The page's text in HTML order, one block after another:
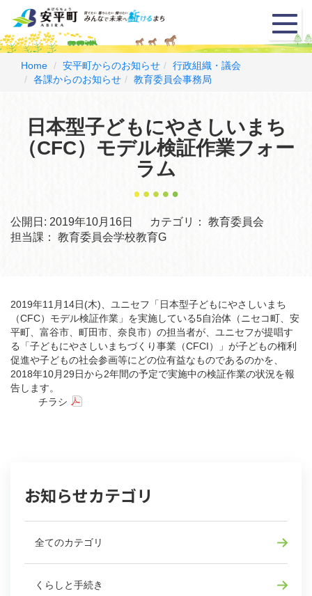
メ
ニ
ュ
Home 安平町からのお知らせ
行政組織・議会
各課からのお知らせ
教育委員会事務局
日本型子どもにやさしいまち
（CFC）モデル検証作業フォー
ラム
公開日: 2019年10月16日 カテゴリ：
教育委員会
担当課：
教育委員会学校教育G
2019年11月14日(木)、ユニセフ「日本型子どもにやさしいまち
（CFC）モデル検証作業」を実施している5自治体（ニセコ町、安
平町、富谷市、町田市、奈良市）の担当者が、ユニセフが提唱す
る「子どもにやさしいまちづくり事業（CFCI）」が子どもの権利
促進や子どもの社会参画等にどの位有益なものであるのかを、
2018年10月29日から2年間の予定で実施中の検証作業の状況を報
告します。
チラシ
お知らせカテゴリ
全てのカテゴリ
くらしと手続き